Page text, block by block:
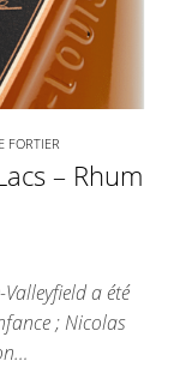
FORTIER
– Rhum
a été
; Nicolas